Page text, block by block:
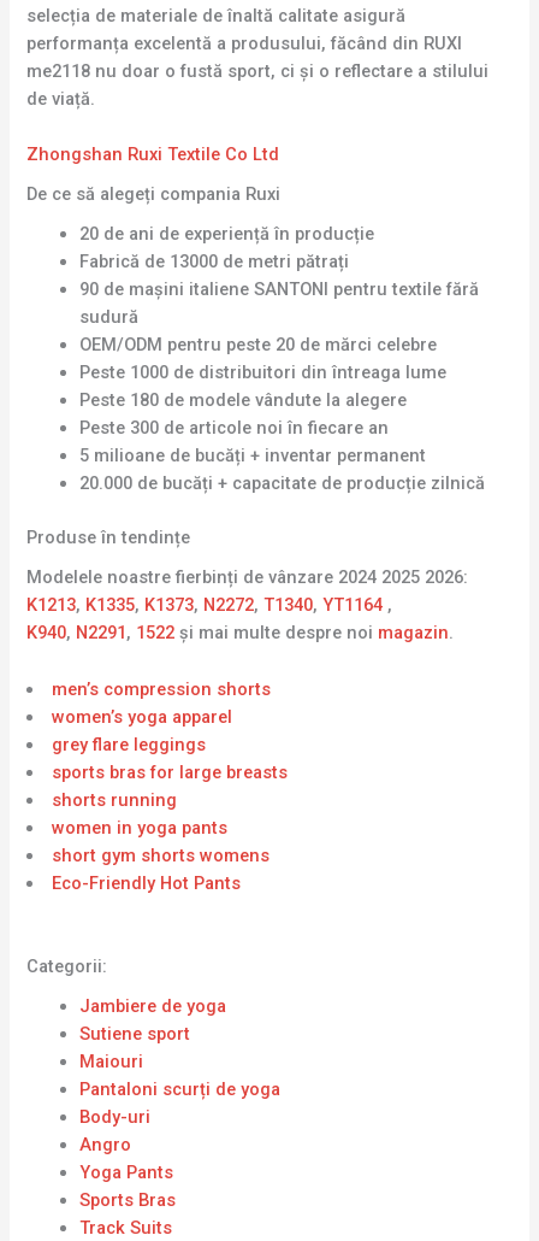
selecția de materiale de înaltă calitate asigură
performanța excelentă a produsului, făcând din RUXI
me2118 nu doar o fustă sport, ci și o reflectare a stilului
de viață.
Zhongshan Ruxi Textile Co Ltd
De ce să alegeți compania Ruxi
20 de ani de experiență în producție
Fabrică de 13000 de metri pătrați
90 de mașini italiene SANTONI pentru textile fără
sudură
OEM/ODM pentru peste 20 de mărci celebre
Peste 1000 de distribuitori din întreaga lume
Peste 180 de modele vândute la alegere
Peste 300 de articole noi în fiecare an
5 milioane de bucăți + inventar permanent
20.000 de bucăți + capacitate de producție zilnică
Produse în tendințe
Modelele noastre fierbinți de vânzare 2024 2025 2026:
K1213, K1335, K1373, N2272,T1340,YT1164 ,
K940, N2291 , 1522și mai multe despre noi magazin.
men’s compression shorts
women’s yoga apparel
grey flare leggings
sports bras for large breasts
shorts running
women in yoga pants
short gym shorts womens
Eco-Friendly Hot Pants
Categorii:
Jambiere de yoga
Sutiene sport
Maiouri
Pantaloni scurți de yoga
Body-uri
Angro
Yoga Pants
Sports Bras
Track Suits